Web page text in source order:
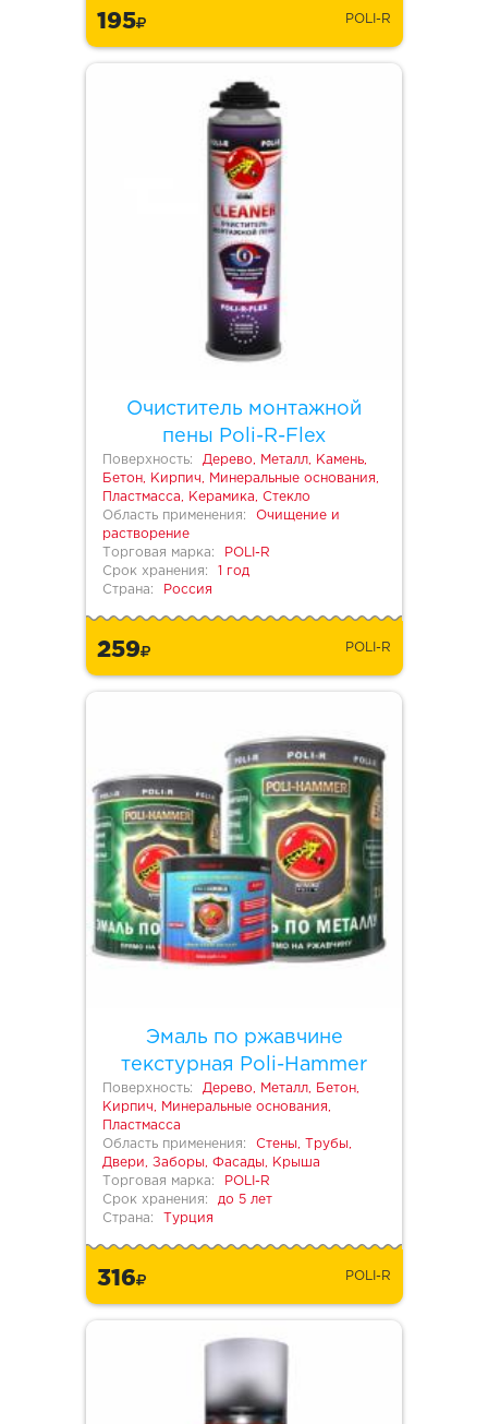
195 POLI-R
Очиститель монтажной
пены Poli-R-Flex
Поверхность:
Дерево, Металл, Камень,
Бетон, Кирпич, Минеральные основания,
Пластмасса, Керамика, Стекло
Область применения:
Очищение и
растворение
Торговая марка:
POLI-R
Срок хранения:
1 год
Страна:
Россия
259 POLI-R
Эмаль по ржавчине
текстурная Poli-Hammer
Поверхность:
Дерево, Металл, Бетон,
Кирпич, Минеральные основания,
Пластмасса
Область применения:
Стены, Трубы,
Двери, Заборы, Фасады, Крыша
Торговая марка:
POLI-R
Срок хранения:
до 5 лет
Страна:
Турция
316 POLI-R